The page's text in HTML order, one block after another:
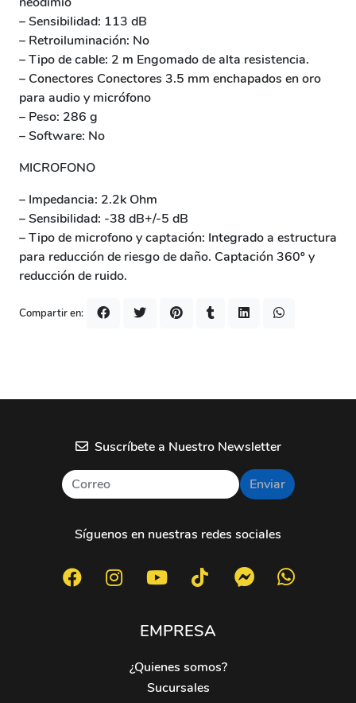
– Sensibilidad: 113 dB
– Retroiluminación: No
– Tipo de cable: 2 m Engomado de alta resistencia.
– Conectores Conectores 3.5 mm enchapados en oro
para audio y micrófono
– Peso: 286 g
– Software: No
MICROFONO
– Impedancia: 2.2k Ohm
– Sensibilidad: -38 dB+/-5 dB
– Tipo de microfono y captación: Integrado a estructura
para reducción de riesgo de daño. Captación 360º y
reducción de ruido.
Compartir en:
Suscríbete a Nuestro Newsletter
Enviar
Síguenos en nuestras redes sociales
EMPRESA
¿Quienes somos?
Sucursales